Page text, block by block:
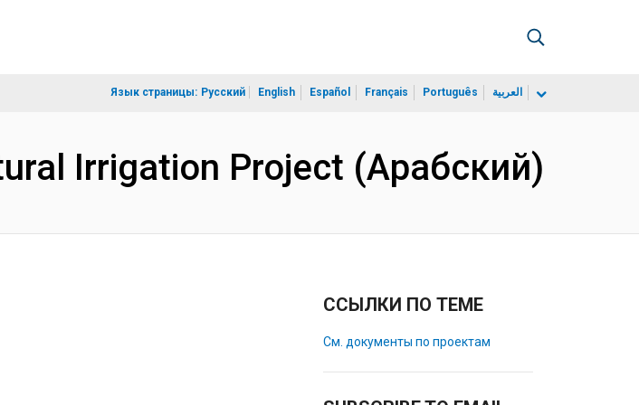
Язык страницы: Русский English Español Français Português العربية
Irrigation Project (Арабский)
ССЫЛКИ ПО ТЕМЕ
См. документы по проектам